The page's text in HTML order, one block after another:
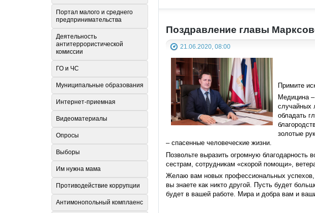
Поздравление главы
21.06.2020, 08:00
Примите
Медицина
случайных
обладать
золотые
– спасенные человеческие жизни.
Позвольте выразить огромную
сестрам, сотрудникам «скорой помощи»,
Желаю вам новых профессиональных успехов,
вы знаете как никто другой. Пусть будет
будет в вашей работе. Мира и добра вам и
Портал малого и среднего
предпринимательства
Деятельность
антитеррористической
комиссии
ГО и ЧС
Муниципальные образования
Интернет-приемная
Видеоматериалы
Опросы
Выборы
Им нужна мама
Противодействие коррупции
Антимонопольный комплаенс